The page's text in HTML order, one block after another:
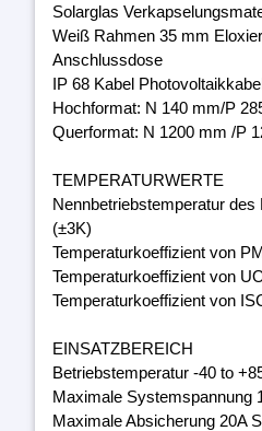
Solarglas
Weiß Rahmen 35 mm
Anschlussdose
IP 68 Kabel
Hochformat: N 140 mm/P
Querformat: N 1200 mm /P
TEMPERATURWERTE
Nennbetriebstemperatur
(±3K)
Temperaturkoeffizient von
Temperaturkoeffizient von
Temperaturkoeffizient von
EINSATZBEREICH
Betriebstemperatur -40 to
Maximale Systemspannung
Maximale Absicherung 20A